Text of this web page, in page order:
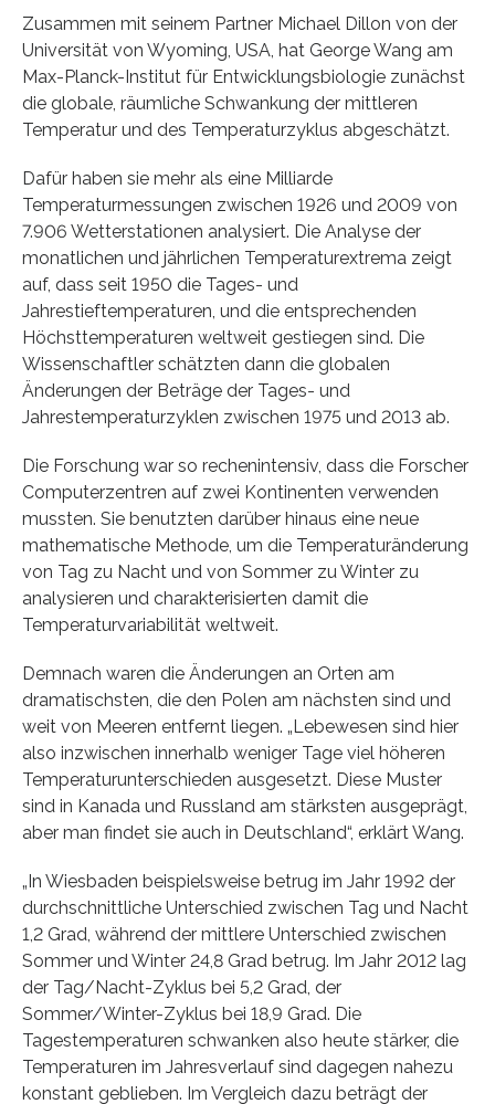
Zusammen mit seinem Partner Michael Dillon von der
Universität von Wyoming, USA, hat George Wang am
Max-Planck-Institut für Entwicklungsbiologie zunächst
die globale, räumliche Schwankung der mittleren
Temperatur und des Temperaturzyklus abgeschätzt.
Dafür haben sie mehr als eine Milliarde
Temperaturmessungen zwischen 1926 und 2009 von
7.906 Wetterstationen analysiert. Die Analyse der
monatlichen und jährlichen Temperaturextrema zeigt
auf, dass seit 1950 die Tages- und
Jahrestieftemperaturen, und die entsprechenden
Höchsttemperaturen weltweit gestiegen sind. Die
Wissenschaftler schätzten dann die globalen
Änderungen der Beträge der Tages- und
Jahrestemperaturzyklen zwischen 1975 und 2013 ab.
Die Forschung war so rechenintensiv, dass die Forscher
Computerzentren auf zwei Kontinenten verwenden
mussten. Sie benutzten darüber hinaus eine neue
mathematische Methode, um die Temperaturänderung
von Tag zu Nacht und von Sommer zu Winter zu
analysieren und charakterisierten damit die
Temperaturvariabilität weltweit.
Demnach waren die Änderungen an Orten am
dramatischsten, die den Polen am nächsten sind und
weit von Meeren entfernt liegen. „Lebewesen sind hier
also inzwischen innerhalb weniger Tage viel höheren
Temperaturunterschieden ausgesetzt. Diese Muster
sind in Kanada und Russland am stärksten ausgeprägt,
aber man findet sie auch in Deutschland“, erklärt Wang.
„In Wiesbaden beispielsweise betrug im Jahr 1992 der
durchschnittliche Unterschied zwischen Tag und Nacht
1,2 Grad, während der mittlere Unterschied zwischen
Sommer und Winter 24,8 Grad betrug. Im Jahr 2012 lag
der Tag/Nacht-Zyklus bei 5,2 Grad, der
Sommer/Winter-Zyklus bei 18,9 Grad. Die
Tagestemperaturen schwanken also heute stärker, die
Temperaturen im Jahresverlauf sind dagegen nahezu
konstant geblieben. Im Vergleich dazu beträgt der